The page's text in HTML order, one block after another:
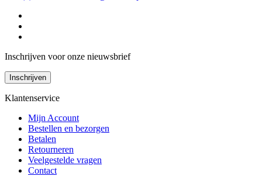
Inschrijven voor onze nieuwsbrief
Inschrijven
Klantenservice
Mijn Account
Bestellen en bezorgen
Betalen
Retourneren
Veelgestelde vragen
Contact